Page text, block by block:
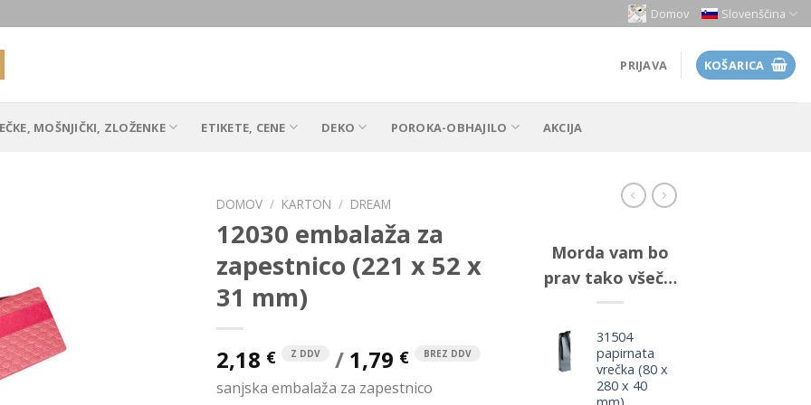
Domov Slovenščina
PRIJAVA KOŠARICA
MOŠNJIČKI, ZLOŽENKE ETIKETE, CENE DEKO POROKA-OBHAJILO AKCIJA
DOMOV / KARTON / DREAM
12030 embalaža za
zapestnico (221 x 52 x
31 mm)
2,18 € Z DDV / 1,79 € BREZ DDV
sanjska embalaža za zapestnico
Morda vam bo
prav tako všeč…
31504
papirnata
vrečka (80 x
280 x 40
mm)